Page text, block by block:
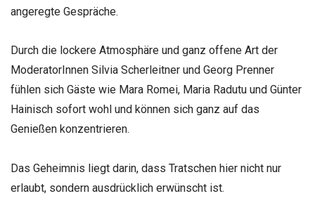
angeregte Gespräche.
Durch die lockere Atmosphäre und ganz offene Art der
ModeratorInnen Silvia Scherleitner und Georg Prenner
fühlen sich Gäste wie Mara Romei, Maria Radutu und Günter
Hainisch sofort wohl und können sich ganz auf das
Genießen konzentrieren.
Das Geheimnis liegt darin, dass Tratschen hier nicht nur
erlaubt, sondern ausdrücklich erwünscht ist.